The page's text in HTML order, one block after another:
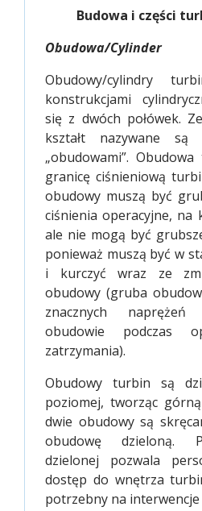
Budowa i części
Obudowa/Cylinder
Obudowy/cylindry
konstrukcjami
się z dwóch połówek.
kształt nazywane są
„obudowami”.
granicę ciśnieniową
obudowy muszą być
ciśnienia operacyjne, na
ale nie mogą być
ponieważ muszą być w
i kurczyć wraz ze
obudowy (gruba
znacznych
obudowie podczas
zatrzymania).
Obudowy turbin są
poziomej, tworząc
dwie obudowy są
obudowę dzieloną.
dzielonej pozwala
dostęp do wnętrza
potrzebny na